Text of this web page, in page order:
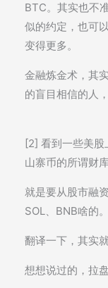
BTC。其实也不
似的约定，也可
变得更多。
金融炼金术，其
的盲目相信的人
[2] 看到一些美
山寨币的所谓财
就是要从股市融
SOL、BNB啥的。
翻译一下，其实就
想想说过的，拉